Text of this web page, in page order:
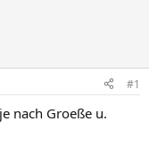
#1
nach Groeße u.